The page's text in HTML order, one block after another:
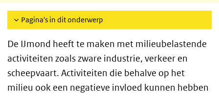
Pagina's in dit onderwerp
De IJmond heeft te maken met milieubelastende
activiteiten zoals zware industrie, verkeer en
scheepvaart. Activiteiten die behalve op het
milieu ook een negatieve invloed kunnen hebben